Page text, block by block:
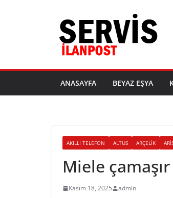
ANASAYFA BEYAZ EŞYA
AKILLI TELEFON ALTUS ARÇELIK
Miele
Kasım 18, 2025 admin